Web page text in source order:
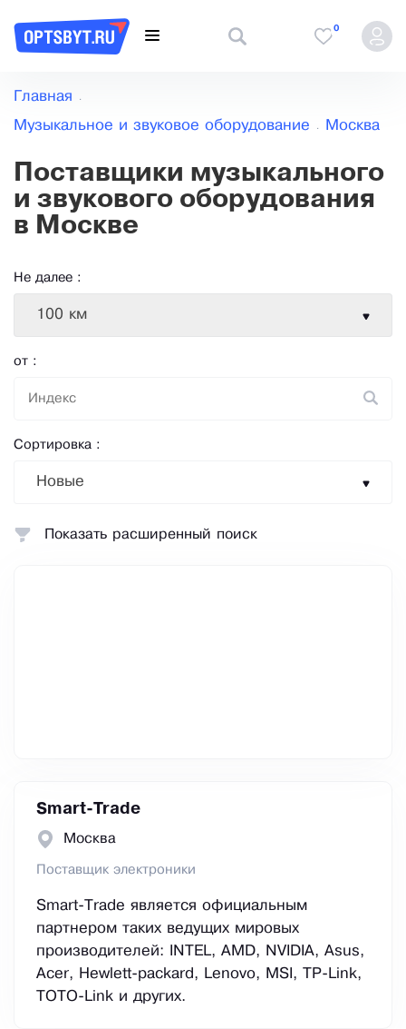
0
Главная
Музыкальное и звуковое оборудование Москва
Поставщики музыкального
и звукового оборудования
в Москве
Не далее :
100 км
от :
Сортировка :
Новые
Smart-Trade
Москва
Поставщик электроники
Smart-Trade является официальным
партнером таких ведущих мировых
производителей: INTEL, AMD, NVIDIA, Asus,
Acer, Hewlett-packard, Lenovo, MSI, TP-Link,
TOTO-Link и других.
Показать расширенный поиск